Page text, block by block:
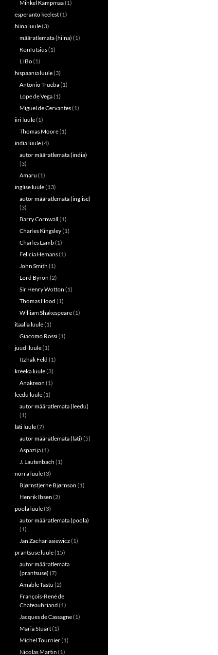
Mihkel Kampmaa(1)
esperanto keelest(1)
hiina luule(3)
määratlemata (hiina) (1)
Konfutsius(1)
Li Bo(1)
hispaania luule(3)
Antonio Trueba(1)
Lope de Vega(1)
Miguel de Cervantes(1)
iiri luule(1)
Thomas Moore(1)
india luule(4)
autor määratlemata (india)
(3)
Amaru (1)
inglise luule(13)
autor määratlemata (inglise)
(3)
Barry Cornwall (1)
Charles Kingsley(1)
Charles Lamb(1)
Felicia Hemans(1)
John Smith (1)
Lord Byron (2)
Sir Henry Wotton (1)
Thomas Hood (1)
William Shakespeare(1)
itaalia luule(1)
Giacomo Rossi(1)
juudi luule(1)
Itzhak Feld (1)
kreeka luule(3)
Anakreon (1)
leedu luule(1)
autor määratlemata (leedu)
(1)
läti luule(7)
autor määratlemata (läti) (5)
Aspazija(1)
J. Lautenbach (1)
norra luule(3)
Bjørnstjerne Bjørnson (1)
Henrik Ibsen (2)
poola luule(3)
autor määratlemata (poola)
(1)
Jan Zachariasiewicz (1)
prantsuse luule(15)
autor määratlemata
(prantsuse) (7)
Amable Tastu (2)
François-René de
Chateaubriand (1)
Jacques de Cassagne(1)
Maria Stuart(1)
Michel Tournier(1)
Nicolas Martin (1)